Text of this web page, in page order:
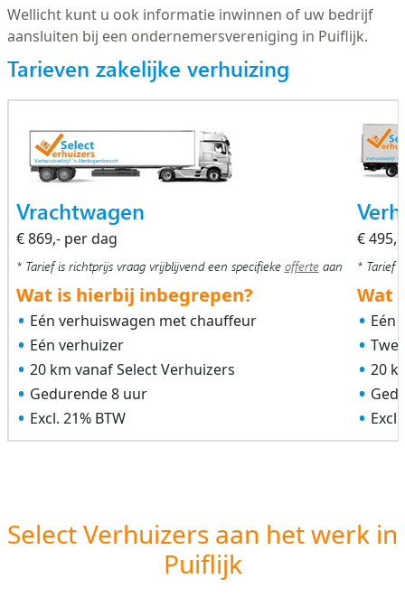
Wellicht kunt u ook informatie inwinnen of uw bedrijf
aansluiten bij een ondernemersvereniging in Puiflijk.
Tarieven zakelijke verhuizing
Vrachtwagen
€ 869,- per dag
* Tarief is richtprijs vraag vrijblijvend een specifieke offerteaan
Wat is hierbij inbegrepen?
Eén verhuiswagen met chauffeur
Eén verhuizer
20 km vanaf Select Verhuizers
Gedurende 8 uur
Excl. 21% BTW
€
* Tarief
Wat
Eén
20
Excl.
Select Verhuizers aan het werk in
Puiflijk